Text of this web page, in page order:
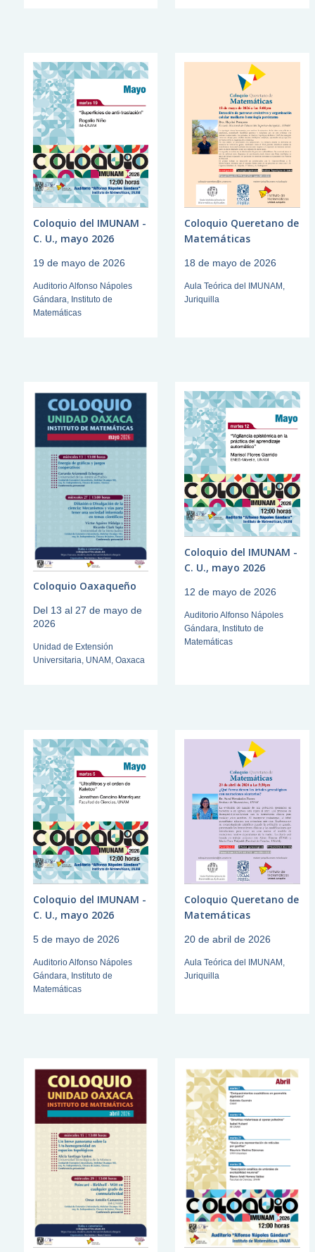
Coloquio del IMUNAM -
C. U., mayo 2026
19 de mayo de 2026
Auditorio Alfonso Nápoles
Gándara, Instituto de
Matemáticas
Coloquio Queretano de
Matemáticas
18 de mayo de 2026
Aula Teórica del IMUNAM,
Juriquilla
Coloquio Oaxaqueño
Del 13 al 27 de mayo de
2026
Unidad de Extensión
Universitaria, UNAM, Oaxaca
Coloquio del IMUNAM -
C. U., mayo 2026
12 de mayo de 2026
Auditorio Alfonso Nápoles
Gándara, Instituto de
Matemáticas
Coloquio del IMUNAM -
C. U., mayo 2026
5 de mayo de 2026
Auditorio Alfonso Nápoles
Gándara, Instituto de
Matemáticas
Coloquio Queretano de
Matemáticas
20 de abril de 2026
Aula Teórica del IMUNAM,
Juriquilla